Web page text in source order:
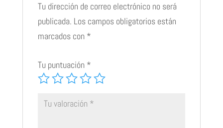
Tu dirección de correo electrónico no será
publicada. Los campos obligatorios están
marcados con *
Tu puntuación *